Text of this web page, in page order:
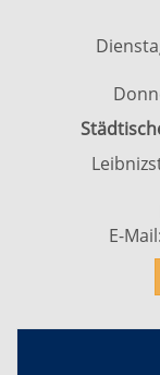
E-Mail: